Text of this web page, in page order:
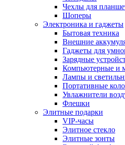
Чехлы для
Шоперы
Электроника и гаджеты
Бытовая техника
Внешние
Гаджеты для
Зарядные
Компьютерные и
Лампы и
Портативные
Увлажнители
Флешки
Элитные подарки
VIP-часы
Элитное стекло
Элитные зонты